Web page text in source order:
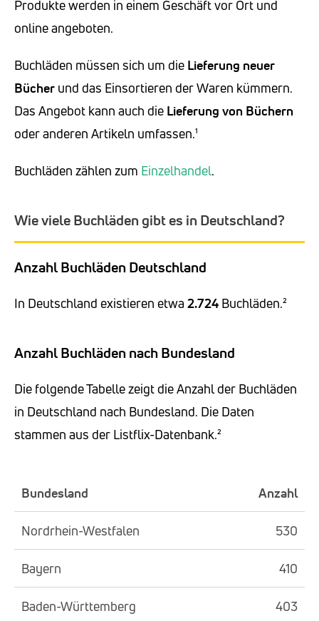
Produkte werden in einem Geschäft vor Ort und
online angeboten.
Buchläden müssen sich um die Lieferung neuer
Bücher und das Einsortieren der Waren kümmern.
Das Angebot kann auch die Lieferung von Büchern
oder anderen Artikeln umfassen.¹
Buchläden zählen zum Einzelhandel.
Wie viele Buchläden gibt es in Deutschland?
Anzahl Buchläden Deutschland
In Deutschland existieren etwa 2.724 Buchläden.²
Anzahl Buchläden nach Bundesland
Die folgende Tabelle zeigt die Anzahl der Buchläden
in Deutschland nach Bundesland. Die Daten
stammen aus der Listflix-Datenbank.²
Bundesland Anzahl
Nordrhein-Westfalen 530
Bayern 410
Baden-Württemberg 403